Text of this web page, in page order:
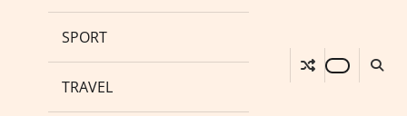
SPORT
TRAVEL